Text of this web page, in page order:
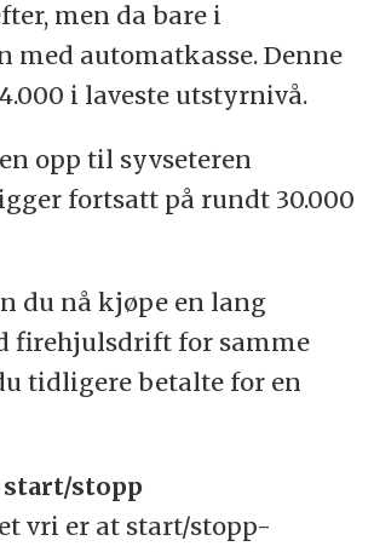
men da bare i
med automatkasse. Denne
i laveste utstyrnivå.
opp til syvseteren
fortsatt på rundt 30.000
du nå kjøpe en lang
firehjulsdrift for samme
tidligere betalte for en
stopp
vri er at start/stopp-